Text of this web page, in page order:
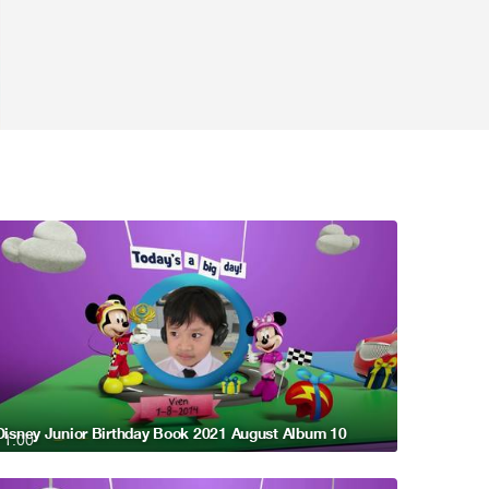
1:00 Junior Birthday Book 2021 August Album 10